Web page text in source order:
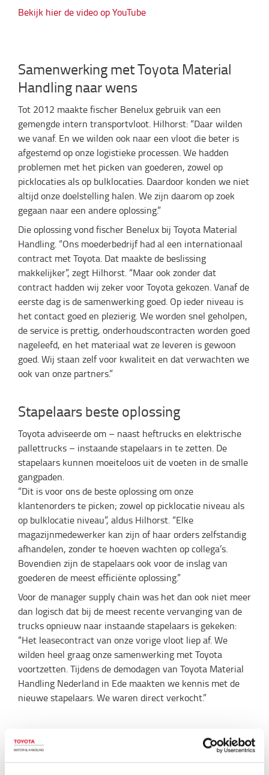
Bekijk hier de video op YouTube
Samenwerking met Toyota Material
Handling naar wens
Tot 2012 maakte fischer Benelux gebruik van een
gemengde intern transportvloot. Hilhorst: “Daar wilden
we vanaf. En we wilden ook naar een vloot die beter is
afgestemd op onze logistieke processen. We hadden
problemen met het picken van goederen, zowel op
picklocaties als op bulklocaties. Daardoor konden we niet
altijd onze doelstelling halen. We zijn daarom op zoek
gegaan naar een andere oplossing.”
Die oplossing vond fischer Benelux bij Toyota Material
Handling. “Ons moederbedrijf had al een internationaal
contract met Toyota. Dat maakte de beslissing
makkelijker”, zegt Hilhorst. “Maar ook zonder dat
contract hadden wij zeker voor Toyota gekozen. Vanaf de
eerste dag is de samenwerking goed. Op ieder niveau is
het contact goed en plezierig. We worden snel geholpen,
de service is prettig, onderhoudscontracten worden goed
nageleefd, en het materiaal wat ze leveren is gewoon
goed. Wij staan zelf voor kwaliteit en dat verwachten we
ook van onze partners.”
Stapelaars beste oplossing
Toyota adviseerde om – naast heftrucks en elektrische
pallettrucks – instaande stapelaars in te zetten. De
stapelaars kunnen moeiteloos uit de voeten in de smalle
gangpaden.
“Dit is voor ons de beste oplossing om onze
klantenorders te picken; zowel op picklocatie niveau als
op bulklocatie niveau”, aldus Hilhorst. “Elke
magazijnmedewerker kan zijn of haar orders zelfstandig
afhandelen, zonder te hoeven wachten op collega’s.
Bovendien zijn de stapelaars ook voor de inslag van
goederen de meest efficiënte oplossing.”
Voor de manager supply chain was het dan ook niet meer
dan logisch dat bij de meest recente vervanging van de
trucks opnieuw naar instaande stapelaars is gekeken:
“Het leasecontract van onze vorige vloot liep af. We
wilden heel graag onze samenwerking met Toyota
voortzetten. Tijdens de demodagen van Toyota Material
Handling Nederland in Ede maakten we kennis met de
nieuwe stapelaars. We waren direct verkocht.”
Compact, comfortabel en vol
voordelen